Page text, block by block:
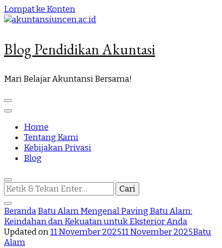
Lompat ke Konten
Blog Pendidikan Akuntasi
Mari Belajar Akuntansi Bersama!
Home
Tentang Kami
Kebijakan Privasi
Blog
Mencari
Sesuatu?
BerandaBatu AlamMengenal Paving Batu Alam:
Keindahan dan Kekuatan untuk Eksterior Anda
Updated on11 November 202511 November 2025Batu
Alam